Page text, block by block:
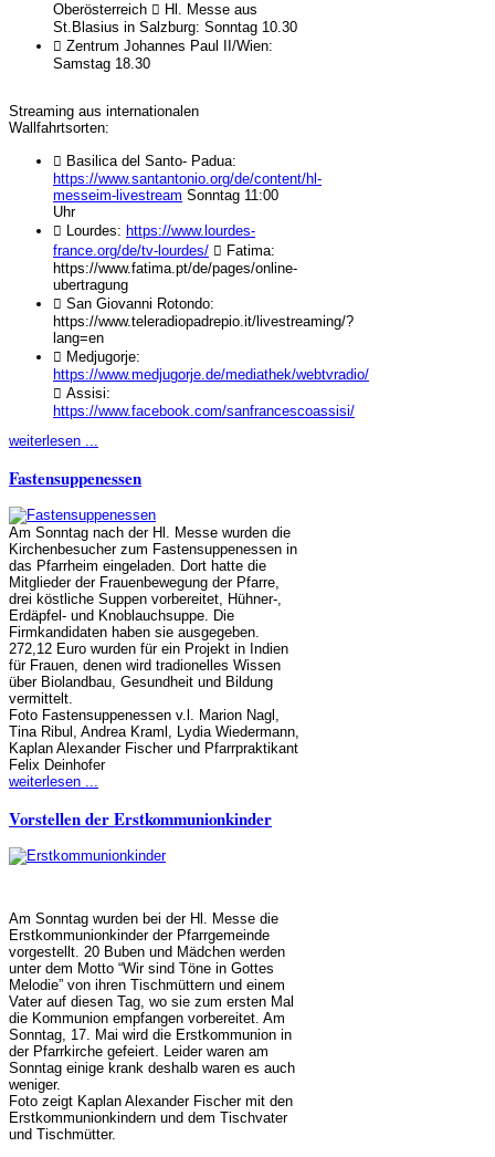
Oberösterreich  Hl. Messe aus
St.Blasius in Salzburg: Sonntag 10.30
 Zentrum Johannes Paul II/Wien:
Samstag 18.30
Streaming aus internationalen
Wallfahrtsorten:
 Basilica del Santo- Padua:
https://www.santantonio.org/de/content/hl-
messeim-livestream Sonntag 11:00
Uhr
 Lourdes: https://www.lourdes-
france.org/de/tv-lourdes/  Fatima:
https://www.fatima.pt/de/pages/online-
ubertragung
 San Giovanni Rotondo:
https://www.teleradiopadrepio.it/livestreaming/?
lang=en
 Medjugorje:
https://www.medjugorje.de/mediathek/webtvradio/
 Assisi:
https://www.facebook.com/sanfrancescoassisi/
weiterlesen ...
Fastensuppenessen
Am Sonntag nach der Hl. Messe wurden die
Kirchenbesucher zum Fastensuppenessen in
das Pfarrheim eingeladen. Dort hatte die
Mitglieder der Frauenbewegung der Pfarre,
drei köstliche Suppen vorbereitet, Hühner-,
Erdäpfel- und Knoblauchsuppe. Die
Firmkandidaten haben sie ausgegeben.
272,12 Euro wurden für ein Projekt in Indien
für Frauen, denen wird tradionelles Wissen
über Biolandbau, Gesundheit und Bildung
vermittelt.
Foto Fastensuppenessen v.l. Marion Nagl,
Tina Ribul, Andrea Kraml, Lydia Wiedermann,
Kaplan Alexander Fischer und Pfarrpraktikant
Felix Deinhofer
weiterlesen ...
Vorstellen der Erstkommunionkinder
Am Sonntag wurden bei der Hl. Messe die
Erstkommunionkinder der Pfarrgemeinde
vorgestellt. 20 Buben und Mädchen werden
unter dem Motto “Wir sind Töne in Gottes
Melodie” von ihren Tischmüttern und einem
Vater auf diesen Tag, wo sie zum ersten Mal
die Kommunion empfangen vorbereitet. Am
Sonntag, 17. Mai wird die Erstkommunion in
der Pfarrkirche gefeiert. Leider waren am
Sonntag einige krank deshalb waren es auch
weniger.
Foto zeigt Kaplan Alexander Fischer mit den
Erstkommunionkindern und dem Tischvater
und Tischmütter.